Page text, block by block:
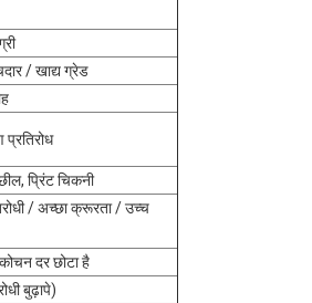
/ खाद्य ग्रेड
प्रिंट चिकनी
/ अच्छा क्रूरता / उच्च
दर छोटा है
बुढ़ापे)